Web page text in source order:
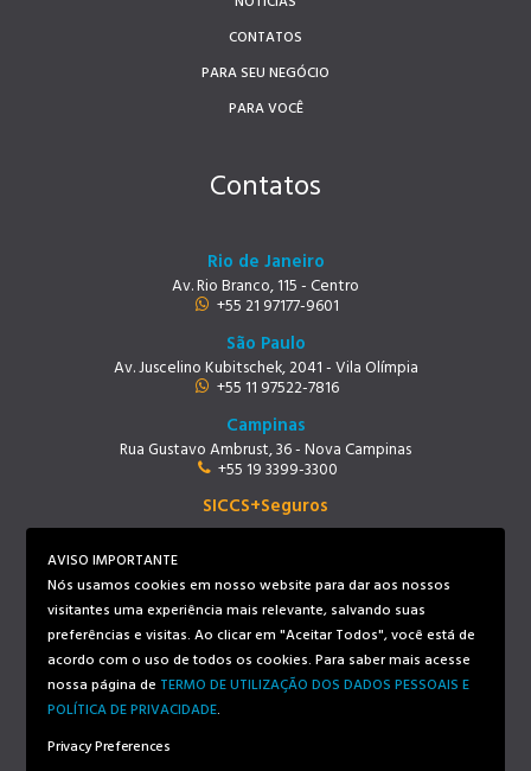
CONTATOS
PARA SEU NEGÓCIO
PARA VOCÊ
Contatos
Rio de Janeiro
Av. Rio Branco, 115 - Centro
+55 21 97177-9601
São Paulo
Av. Juscelino Kubitschek, 2041 - Vila Olímpia
+55 11 97522-7816
Campinas
Rua Gustavo Ambrust, 36 - Nova Campinas
+55 19 3399-3300
SICCS+Seguros
Rio de Janeiro
Av. Rio Branco, 115 - Centro
+55 21 97219-9678
Siga-nos
AVISO IMPORTANTE
Nós usamos cookies em nosso website para dar aos nossos
visitantes uma experiência mais relevante, salvando suas
preferências e visitas. Ao clicar em "Aceitar Todos", você está de
acordo com o uso de todos os cookies. Para saber mais acesse
nossa página de TERMO DE UTILIZAÇÃO DOS DADOS PESSOAIS E
POLÍTICA DE PRIVACIDADE.
Privacy Preferences